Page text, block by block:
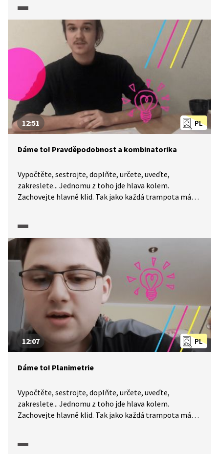
je maturitní zkouška z matematiky každý rok trochu
jiná, okruhy popsané CERMATem se příliš nemění
a nároky na úspěšné složení maturity jsou popsány
poměrně přesně. A my a naše pracovní listy jsme tu
proto, abychom vám pomohli je splnit. Dnes se
společně podíváme na funkce.
PL
12:51
Dáme to! Pravděpodobnost a kombinatorika
Vypočtěte, sestrojte, doplňte, určete, uveďte,
zakreslete... Jednomu z toho jde hlava kolem.
Zachovejte hlavně klid. Tak jako každá trampota má
je maturitní zkouška z matematiky každý rok trochu
jiná, okruhy popsané CERMATem se příliš nemění
a nároky na úspěšné složení maturity jsou popsány
poměrně přesně. A my a naše pracovní listy jsme tu
proto, abychom vám pomohli je splnit. Dnes se
společně podíváme na pravděpodobnost a statistiku.
PL
12:07
Dáme to! Planimetrie
Vypočtěte, sestrojte, doplňte, určete, uveďte,
zakreslete... Jednomu z toho jde hlava kolem.
Zachovejte hlavně klid. Tak jako každá trampota má
je maturitní zkouška z matematiky každý rok trochu